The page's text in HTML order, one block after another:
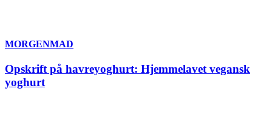
MORGENMAD
Opskrift på havreyoghurt: Hjemmelavet vegansk
yoghurt